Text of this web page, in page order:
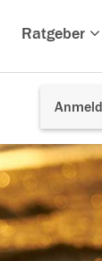
Ratgeber